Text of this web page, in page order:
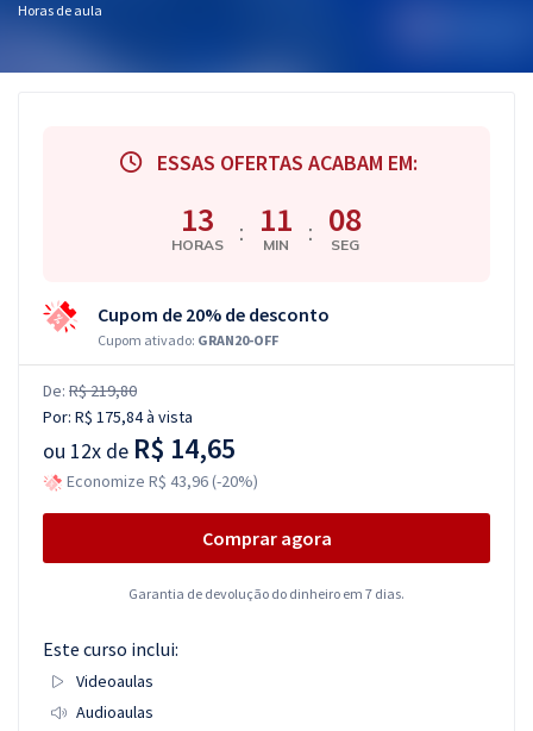
Horas de aula
ESSAS OFERTAS ACABAM EM:
13
HORAS : 11
MIN : 07
SEG
Cupom de 20% de desconto
Cupom ativado: GRAN20-OFF
De: R$ 219,80
Por: R$ 175,84à vista
ou 12x de R$ 14,65
Economize R$ 43,96 (-20%)
Comprar agora
Garantia de devolução do dinheiro em 7 dias.
Este curso inclui:
Videoaulas
Audioaulas